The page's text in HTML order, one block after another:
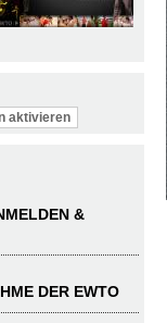
aktivieren
&
DER EWTO